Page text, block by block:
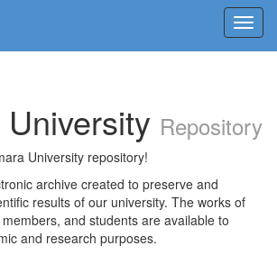
Repository
University repository!
archive created to preserve and
results of our university. The works of
and students are available to
and research purposes.